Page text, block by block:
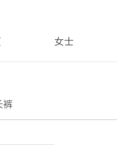
女士